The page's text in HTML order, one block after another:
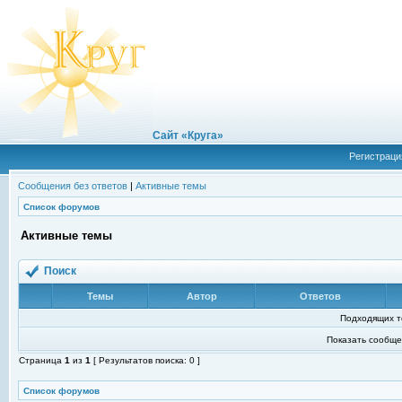
Сайт «Круга»
Сообщения без ответов | Активные темы
Список форумов
Активные темы
Поиск
Темы Автор Ответов
Подходящих
Показать
Страница 1 из 1 [ Результатов поиска: 0 ]
Список форумов